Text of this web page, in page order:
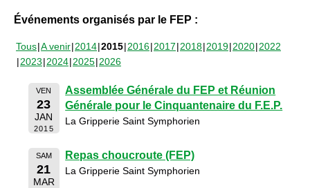
Événements organisés par le FEP :
Tous A venir 2014 2015 2016 2017 2018 2019 2020 2022
2023 2024 2025 2026
VEN
23
JAN
2015
Assemblée Générale du FEP et Réunion
Générale pour le Cinquantenaire du F.E.P.
La Gripperie Saint Symphorien
SAM
21
MAR
Repas choucroute (FEP)
La Gripperie Saint Symphorien